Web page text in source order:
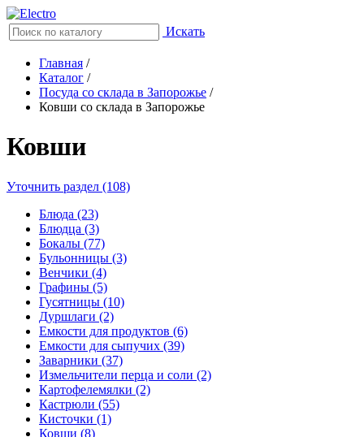
Искать
Главная /
Каталог /
Посуда со склада в Запорожье /
Ковши со склада в Запорожье
Ковши
Уточнить раздел (108)
Блюда (23)
Блюдца (3)
Бокалы (77)
Бульонницы (3)
Венчики (4)
Графины (5)
Гусятницы (10)
Дуршлаги (2)
Емкости для продуктов (6)
Емкости для сыпучих (39)
Заварники (37)
Измельчители перца и соли (2)
Картофелемялки (2)
Кастрюли (55)
Кисточки (1)
Ковши (8)